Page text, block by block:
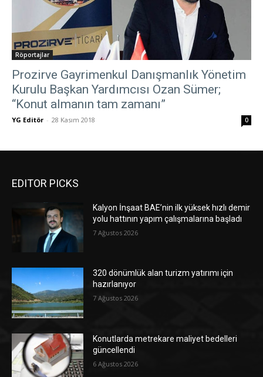
Röportajlar
Prozirve Gayrimenkul Danışmanlık Yönetim
Kurulu Başkan Yardımcısı Ozan Sümer;
“Konut almanın tam zamanı”
YG Editör - 28 Kasım 2018 0
EDITOR PICKS
Kalyon İnşaat BAE’nin ilk yüksek hızlı demir
yolu hattının yapım çalışmalarına başladı
7 Ağustos 2026
320 dönümlük alan turizm yatırımı için
hazırlanıyor
7 Ağustos 2026
Konutlarda metrekare maliyet bedelleri
güncellendi
6 Ağustos 2026